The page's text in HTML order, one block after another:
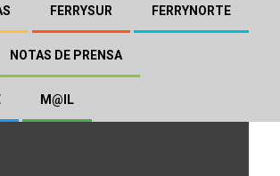
FERRYSUR FERRYNORTE
NOTAS DE PRENSA
M@IL